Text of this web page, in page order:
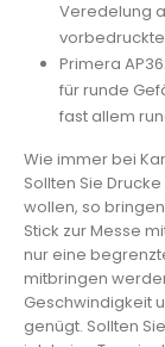
Veredelung
Primera
für runde
fast allem
Wie immer bei
Sollten Sie
wollen, so
Stick zur Messe
nur eine
mitbringen
Geschwindigkeit
genügt. Sollten